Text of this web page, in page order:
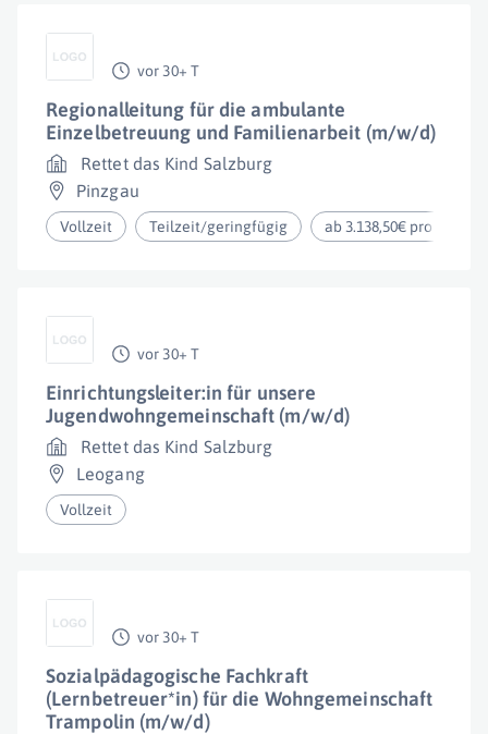
vor 30+ T
Regionalleitung für die ambulante
Einzelbetreuung und Familienarbeit (m/w/d)
Rettet das Kind Salzburg
Pinzgau
Vollzeit Teilzeit/geringfügig ab 3.138,50€ pro Monat
vor 30+ T
Einrichtungsleiter:in für unsere
Jugendwohngemeinschaft (m/w/d)
Rettet das Kind Salzburg
Leogang
Vollzeit
vor 30+ T
Sozialpädagogische Fachkraft
(Lernbetreuer*in) für die Wohngemeinschaft
Trampolin (m/w/d)